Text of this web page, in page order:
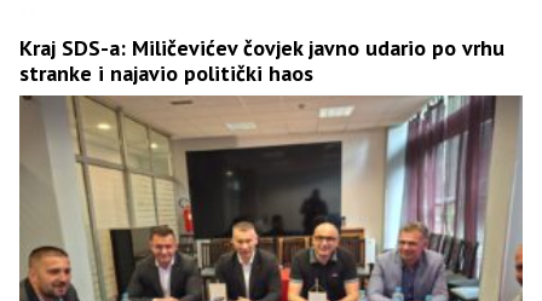
Kraj SDS-a: Miličevićev čovjek javno udario po vrhu
stranke i najavio politički haos